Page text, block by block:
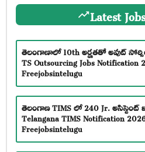
Latest Jobs
తెలంగాణాలో 10th అర్హతతో అవుట్
TS Outsourcing Jobs Notification
Freejobsintelugu
తెలంగాణ TIMS లో 240 Jr.
Telangana TIMS Notification
Freejobsintelugu